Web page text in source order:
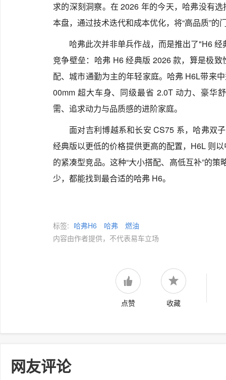
求的深刻洞察。在 2026 年的今天，哈弗没有
本盘，通过技术迭代和成本优化，将“高品质”的
哈弗此次并非单兵作战，而是推出了"H6
竞争壁垒：哈弗 H6 经典版 2026 款，算是极
配、城市通勤为主的年轻家庭。哈弗 H6L带来
00mm 超大车身、同级最省 2.0T 动力、豪华
需、追求动力与品质感的进阶家庭。
面对吉利博越系和长安 CS75 系，哈弗双
经典版以更低的价格提供更高的配置，H6L 则
的紧凑型竞品。这种“大小搭配、高低互补”的
少，都能找到最合适的哈弗 H6。
标签: 哈弗H6 哈弗
燃油
内容由作者提供，不代表易车立场
点赞 收藏
网友评论